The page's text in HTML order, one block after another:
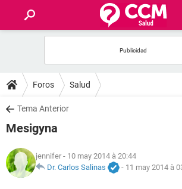
FORUMS
SALUD
FAMILIA
NUTRICIÓN
Foros Salud
Tema Anterior
Mesigyna
jennifer - 10 may 2014 à 20:44
Dr. Carlos Salinas
- 11 may 2014 à